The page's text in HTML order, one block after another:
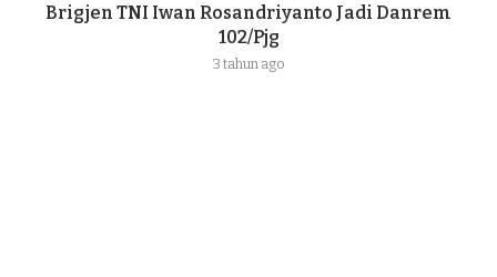
Brigjen TNI Iwan Rosandriyanto Jadi Danrem
102/Pjg
3 tahun ago